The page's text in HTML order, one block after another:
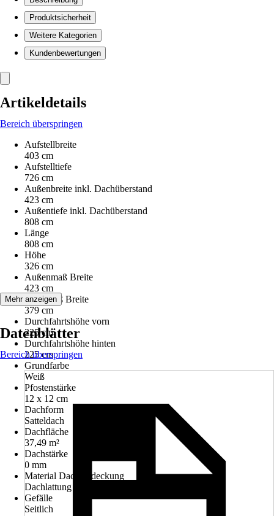
Produktsicherheit
Weitere Kategorien
Kundenbewertungen
Artikeldetails
Bereich überspringen
Aufstellbreite
403 cm
Aufstelltiefe
726 cm
Außenbreite inkl. Dachüberstand
423 cm
Außentiefe inkl. Dachüberstand
808 cm
Länge
808 cm
Höhe
326 cm
Außenmaß Breite
423 cm
Innenmaß Breite
379 cm
Durchfahrtshöhe vorn
225 cm
Durchfahrtshöhe hinten
225 cm
Grundfarbe
Weiß
Pfostenstärke
12 x 12 cm
Dachform
Satteldach
Dachfläche
37,49 m²
Dachstärke
0 mm
Material Dacheindeckung
Dachlattung
Gefälle
Seitlich
Mehr anzeigen
Datenblätter
Bereich überspringen